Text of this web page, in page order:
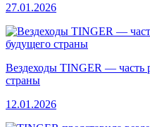
27.01.2026
Вездеходы TINGER — часть
страны
12.01.2026